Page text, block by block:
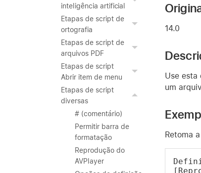
inteligência artificial
Etapas de script de
ortografia
Etapas de script de
arquivos PDF
Etapas de script
Abrir item de menu
Etapas de script
diversas
# (comentário)
Permitir barra de
formatação
Reprodução do
AVPlayer
14.0
Use esta
um
Retoma